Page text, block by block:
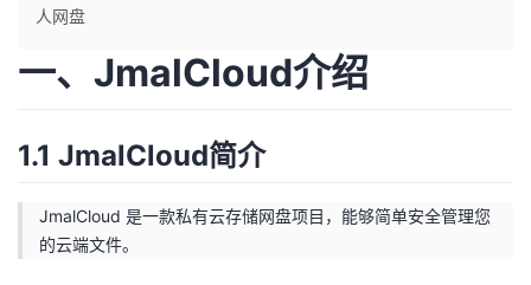
主
页
的
开
人网盘
一、JmalCloud介绍
1.1 JmalCloud简介
JmalCloud 是一款私有云存储网盘项目，能够简单安全管理您
的云端文件。